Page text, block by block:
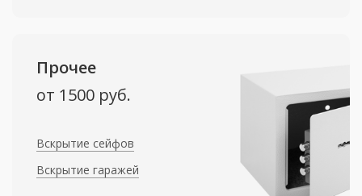
Прочее
от 1500 руб.
Вскрытие сейфов
Вскрытие гаражей